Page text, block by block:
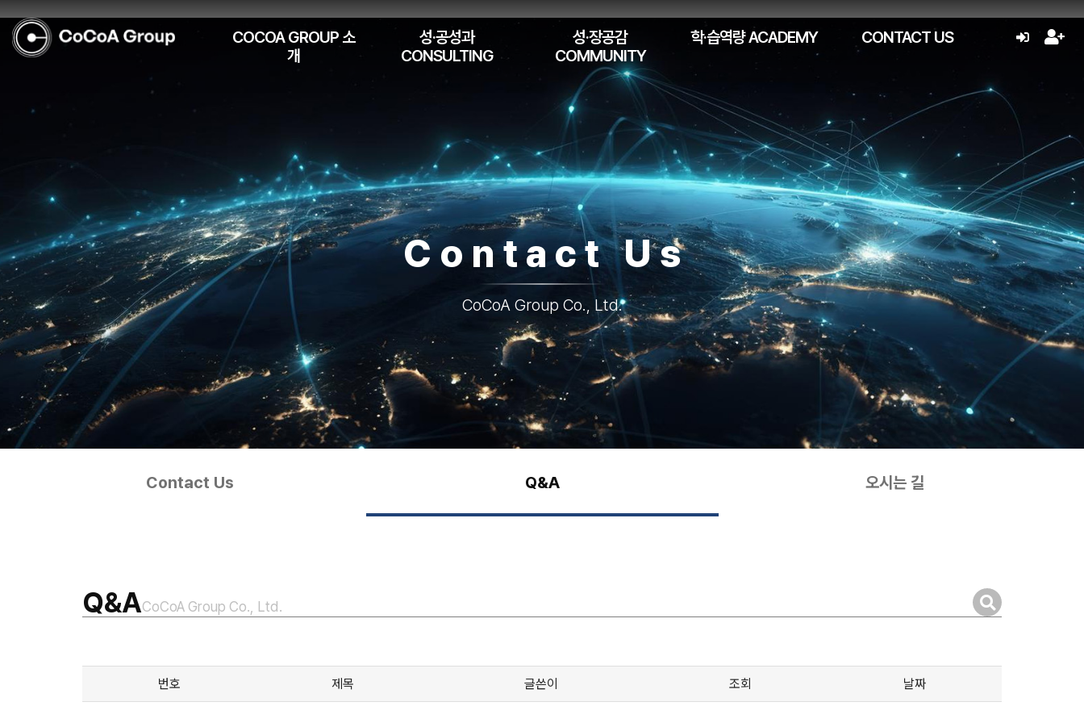
COCOA GROUP 소
개
성·공성과
CONSULTING
성·장공감
COMMUNITY
학·습역량 ACADEMY CONTACT US
Contact Us
CoCoA Group Co., Ltd.
Contact Us Q&A 오시는 길
Q&ACoCoA Group Co., Ltd.
번호 제목 글쓴이 조회 날짜